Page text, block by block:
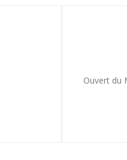
Ouvert du